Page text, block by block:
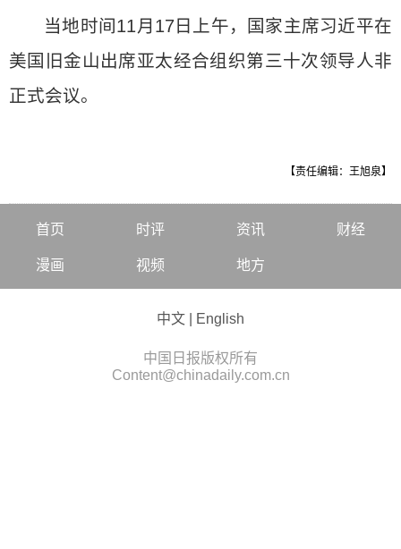
当地时间11月17日上午，国家主席习近平在
美国旧金山出席亚太经合组织第三十次领导人非
正式会议。
【责任编辑：王旭泉】
首页 时评 资讯 财经
漫画 视频 地方
中文 English
中国日报版权所有
Content@chinadaily.com.cn